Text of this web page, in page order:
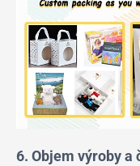
6. Objem výroby a